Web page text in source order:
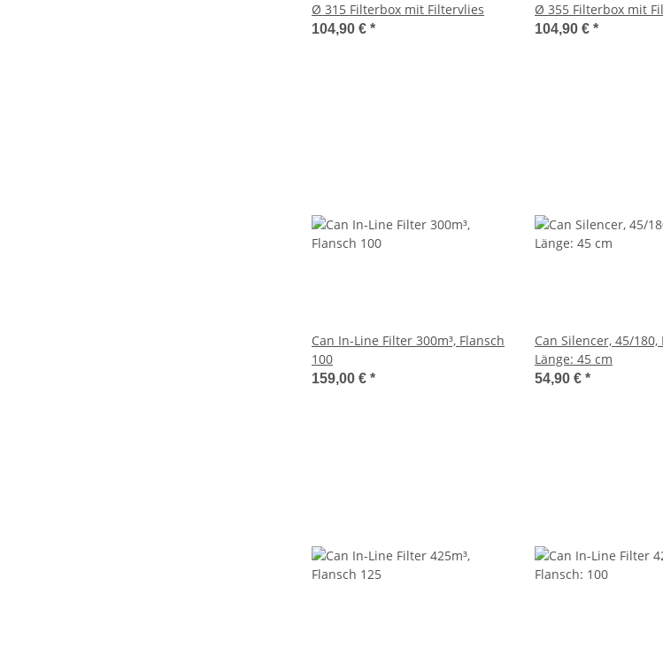
Ø 315 Filterbox mit Filtervlies
104,90 € *
Ø 355 Filterbox mit
104,90 € *
Can In-Line Filter 300m³, Flansch
100
159,00 € *
Can Silencer, 45/180,
Länge: 45 cm
54,90 € *